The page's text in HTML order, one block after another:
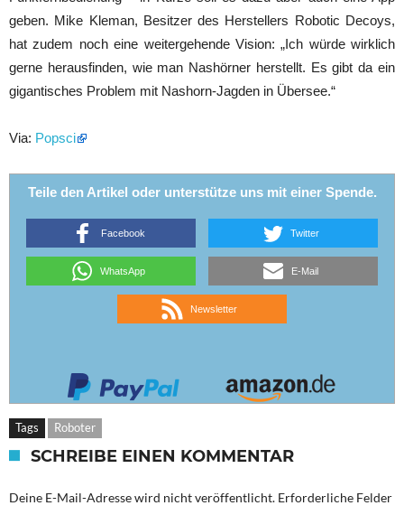
geben. Mike Kleman, Besitzer des Herstellers Robotic Decoys,
hat zudem noch eine weitergehende Vision: „Ich würde wirklich
gerne herausfinden, wie man Nashörner herstellt. Es gibt da ein
gigantisches Problem mit Nashorn-Jagden in Übersee.“
Via: Popsci
Teile den Artikel oder unterstütze uns mit einer Spende.
Facebook Twitter
WhatsApp E-Mail
Newsletter
Tags Roboter
SCHREIBE EINEN KOMMENTAR
Deine E-Mail-Adresse wird nicht veröffentlicht. Erforderliche Felder